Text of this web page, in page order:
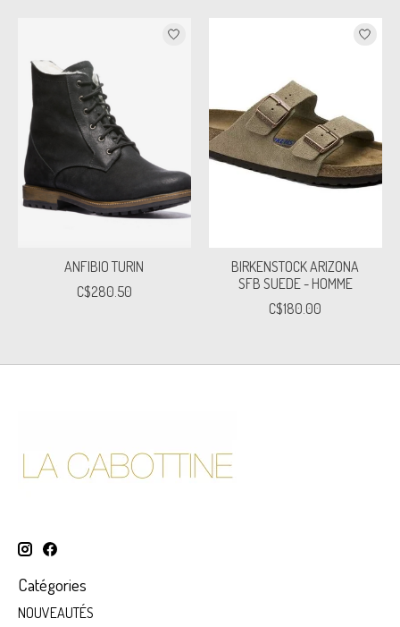
ANFIBIO TURIN
C$280.50
BIRKENSTOCK ARIZONA
SFB SUEDE - HOMME
C$180.00
Catégories
NOUVEAUTÉS